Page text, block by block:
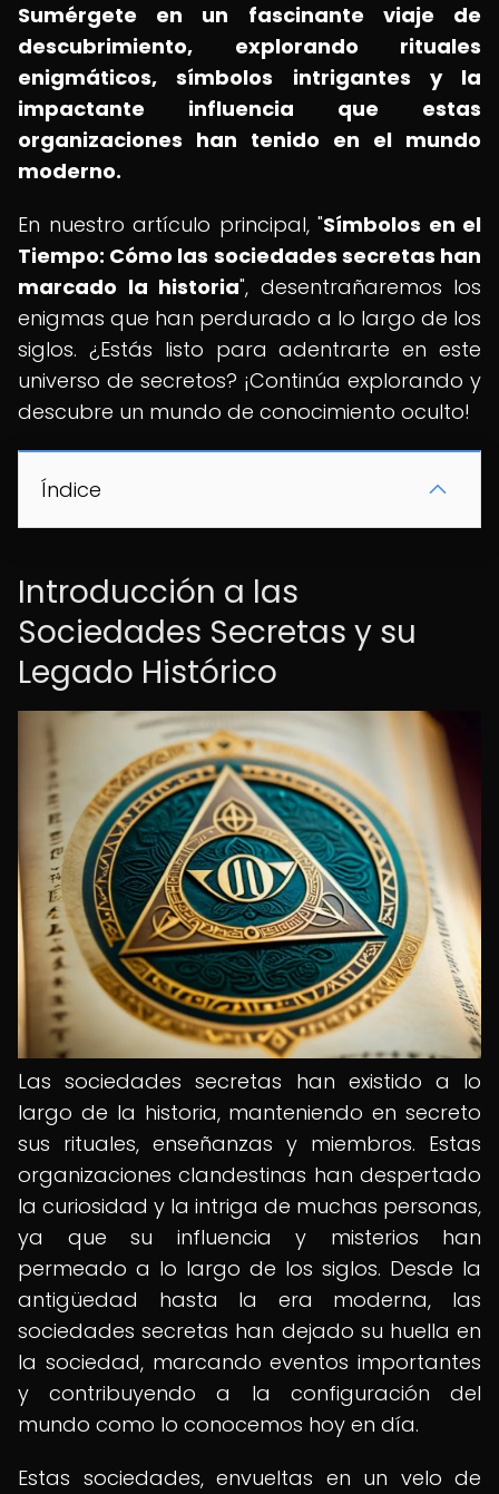
Sumérgete en un fascinante viaje de
descubrimiento, explorando rituales
enigmáticos, símbolos intrigantes y la
impactante influencia que estas
organizaciones han tenido en el mundo
moderno.
En nuestro artículo principal, "Símbolos en el
Tiempo: Cómo las sociedades secretas han
marcado la historia", desentrañaremos los
enigmas que han perdurado a lo largo de los
siglos. ¿Estás listo para adentrarte en este
universo de secretos? ¡Continúa explorando y
descubre un mundo de conocimiento oculto!
Índice
Introducción a las
Sociedades Secretas y su
Legado Histórico
Las sociedades secretas han existido a lo
largo de la historia, manteniendo en secreto
sus rituales, enseñanzas y miembros. Estas
organizaciones clandestinas han despertado
la curiosidad y la intriga de muchas personas,
ya que su influencia y misterios han
permeado a lo largo de los siglos. Desde la
antigüedad hasta la era moderna, las
sociedades secretas han dejado su huella en
la sociedad, marcando eventos importantes
y contribuyendo a la configuración del
mundo como lo conocemos hoy en día.
Estas sociedades, envueltas en un velo de